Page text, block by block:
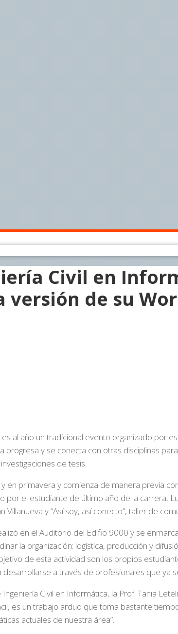
Civil en
versión de su
al año un tradicional evento organizado por
progresa y se conecta con otras disciplinas
de tesis.
en primavera y comienza de manera previa
por el estudiante de último año de la carrera,
Villanueva y “Así soy, así conecto”, taller de
en el Auditorio del Edifio 9000 y se
la organización: logística, producción y
de esta actividad son los propios
a través de profesionales que ya
Civil en Informática, la Prof. Tania
es un trabajo arduo que toma bastante
actuales de nuestra área”.